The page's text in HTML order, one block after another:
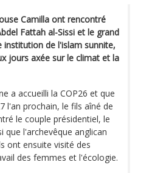
Camilla ont rencontré
Fattah al-Sissi et le grand
institution de l'islam sunnite,
jours axée sur le climat et la
a accueilli la COP26 et que
l'an prochain, le fils aîné de
le couple présidentiel, le
que l'archevêque anglican
ont ensuite visité des
des femmes et l'écologie.